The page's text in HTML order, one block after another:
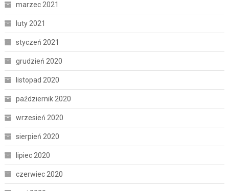
marzec 2021
luty 2021
styczeń 2021
grudzień 2020
listopad 2020
październik 2020
wrzesień 2020
sierpień 2020
lipiec 2020
czerwiec 2020